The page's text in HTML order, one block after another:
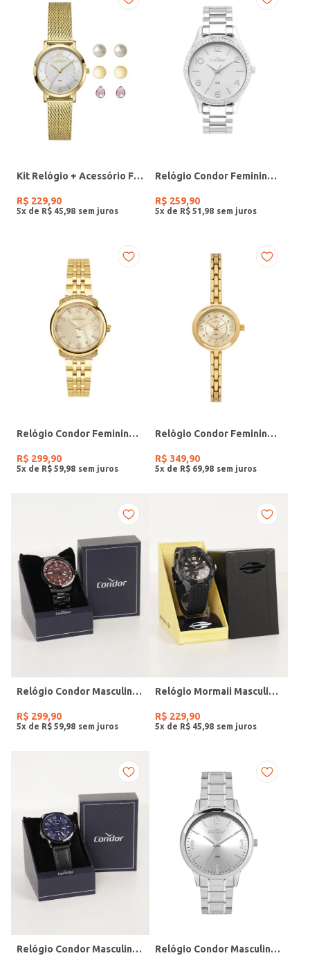
Kit Relógio + Acessório Feminino DOURADO
R$ 229,90
5x de R$ 45 98
Relógio Condor Feminino PRATA
R$ 259,90
5x de R$ 51 98
Relógio Condor Feminino DOURADO
R$ 299,90
5x de R$ 59 98
Relógio Condor Feminino DOURADO
R$ 349,90
5x de R$ 69 98
Relógio Condor Masculino PRETO
R$ 299,90
5x de R$ 59 98
Relógio Mormaii Masculino PRETO
R$ 229,90
5x de R$ 45 98
Relógio Condor Masculino PRETO Relógio Condor Masculino PRATA